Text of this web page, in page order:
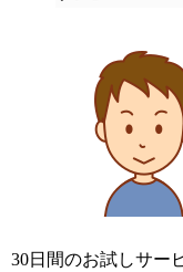
30日間のお試しサー